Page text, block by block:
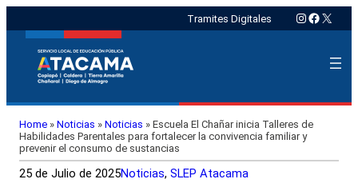
Tramites Digitales Instagram
X
Home » Noticias » Noticias » Escuela El Chañar inicia Talleres de
Habilidades Parentales para fortalecer la convivencia familiar y
prevenir el consumo de sustancias
25 de Julio de 2025Noticias, SLEP Atacama